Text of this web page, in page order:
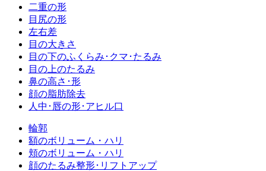
二重の形
目尻の形
左右差
目の大きさ
目の下のふくらみ･クマ･たるみ
目の上のたるみ
鼻の高さ･形
顔の脂肪除去
人中･唇の形･アヒル口
輪郭
額のボリューム・ハリ
頬のボリューム・ハリ
顔のたるみ整形･リフトアップ